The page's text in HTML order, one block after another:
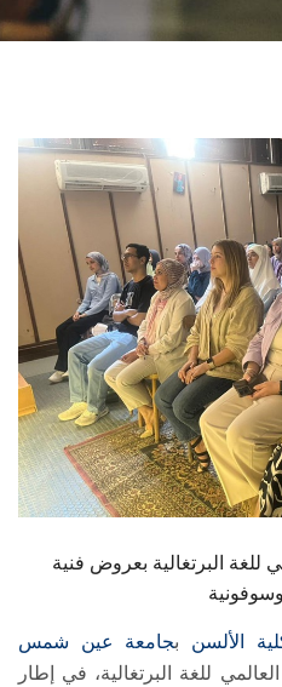
الطلاب
هيئة التدريس
الدراسات العليا
الخريجين
الموظفون
الزائـرون
الان
للغة البرتغالية بعروض فنية
الألسن بجامعة عين شمس
للغة البرتغالية، في إطار